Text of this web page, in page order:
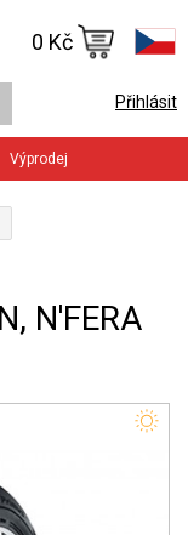
Přihlásit
0 Kč
Výprodej
N'FERA